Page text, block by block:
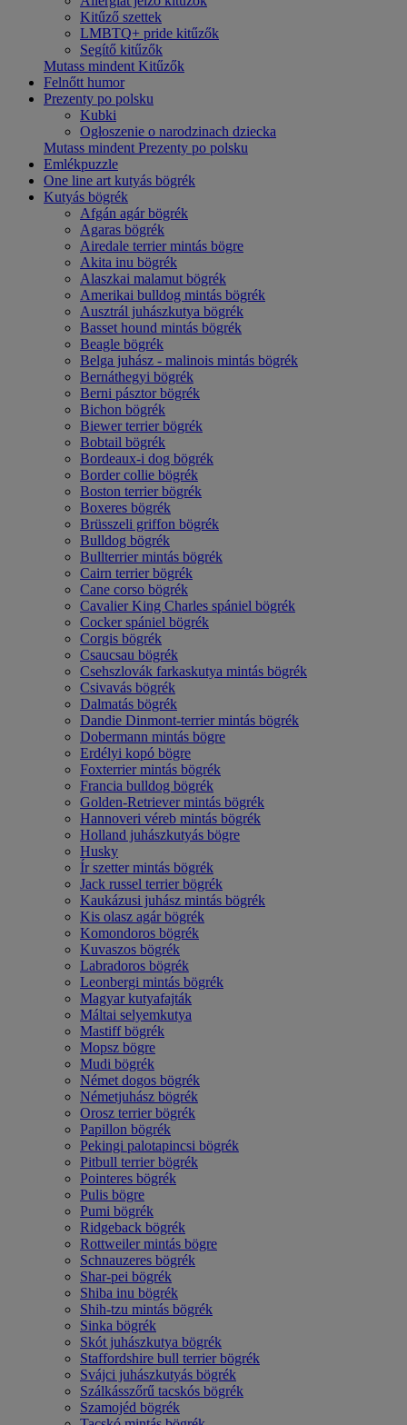
Kitűző szettek
LMBTQ+ pride kitűzők
Segítő kitűzők
Mutass mindent Kitűzők
Felnőtt humor
Prezenty po polsku
Kubki
Ogłoszenie o narodzinach dziecka
Mutass mindent Prezenty po polsku
Emlékpuzzle
One line art kutyás bögrék
Kutyás bögrék
Afgán agár bögrék
Agaras bögrék
Airedale terrier mintás bögre
Akita inu bögrék
Alaszkai malamut bögrék
Amerikai bulldog mintás bögrék
Ausztrál juhászkutya bögrék
Basset hound mintás bögrék
Beagle bögrék
Belga juhász - malinois mintás bögrék
Bernáthegyi bögrék
Berni pásztor bögrék
Bichon bögrék
Biewer terrier bögrék
Bobtail bögrék
Bordeaux-i dog bögrék
Border collie bögrék
Boston terrier bögrék
Boxeres bögrék
Brüsszeli griffon bögrék
Bulldog bögrék
Bullterrier mintás bögrék
Cairn terrier bögrék
Cane corso bögrék
Cavalier King Charles spániel bögrék
Cocker spániel bögrék
Corgis bögrék
Csaucsau bögrék
Csehszlovák farkaskutya mintás bögrék
Csivavás bögrék
Dalmatás bögrék
Dandie Dinmont-terrier mintás bögrék
Dobermann mintás bögre
Erdélyi kopó bögre
Foxterrier mintás bögrék
Francia bulldog bögrék
Golden-Retriever mintás bögrék
Hannoveri véreb mintás bögrék
Holland juhászkutyás bögre
Husky
Ír szetter mintás bögrék
Jack russel terrier bögrék
Kaukázusi juhász mintás bögrék
Kis olasz agár bögrék
Komondoros bögrék
Kuvaszos bögrék
Labradoros bögrék
Leonbergi mintás bögrék
Magyar kutyafajták
Máltai selyemkutya
Mastiff bögrék
Mopsz bögre
Mudi bögrék
Német dogos bögrék
Németjuhász bögrék
Orosz terrier bögrék
Papillon bögrék
Pekingi palotapincsi bögrék
Pitbull terrier bögrék
Pointeres bögrék
Pulis bögre
Pumi bögrék
Ridgeback bögrék
Rottweiler mintás bögre
Schnauzeres bögrék
Shar-pei bögrék
Shiba inu bögrék
Shih-tzu mintás bögrék
Sinka bögrék
Skót juhászkutya bögrék
Staffordshire bull terrier bögrék
Svájci juhászkutyás bögrék
Szálkásszőrű tacskós bögrék
Szamojéd bögrék